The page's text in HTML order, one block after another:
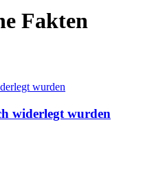
Fakten
widerlegt wurden